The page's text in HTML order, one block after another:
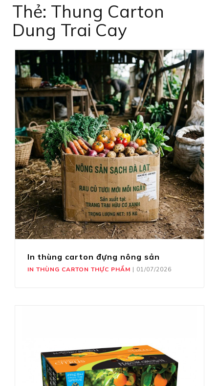
Thẻ: Thung Carton
Dung Trai Cay
In thùng carton đựng nông sản
IN THÙNG CARTON THỰC PHẨM | 01/07/2026